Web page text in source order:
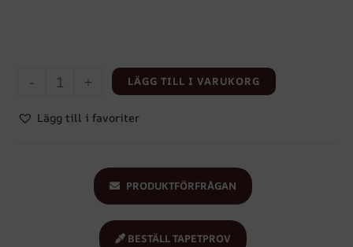
- + LÄGG TILL I VARUKORG
Lägg till i favoriter
BESTÄLL TAPETPROV
PRODUKTFÖRFRÅGAN